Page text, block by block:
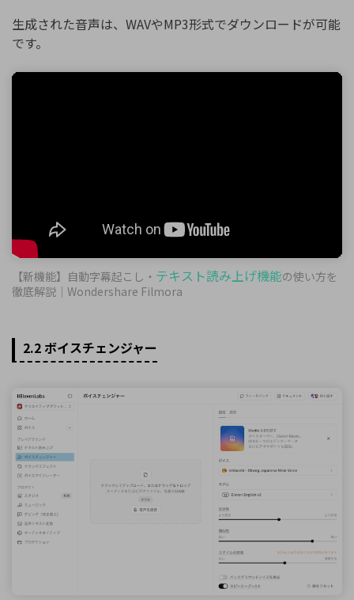
生成された音声は、WAVやMP3形式でダウンロードが可能
です。
【新機能】自動字幕起こし・ テキスト読み上げ機能の使い方を
徹底解説｜Wondershare Filmora
2.2 ボイスチェンジャー